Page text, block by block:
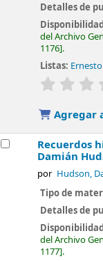
Detalles de
del Archivo
1176 .
Listas:
valoración
Agregar
Recuerdos
Damián
por Hudson,
Tipo de
Detalles de
del Archivo
1177 .